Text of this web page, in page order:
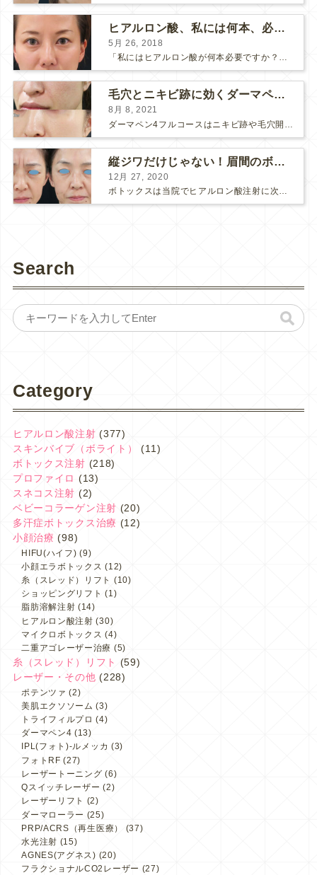
ヒアルロン酸、私には何本、必要ですか？
5月 26, 2018
「私にはヒアルロン酸が何本必要ですか？」 診察の時によく聞かれますが、なかなか難しい質問です。 どこまでこだわってキレイにしたいかによって 使うヒアルロン酸の量が変わるからです。 前回もご紹介させ...
毛穴とニキビ跡に効くダーマペン４フルコース
8月 8, 2021
ダーマペン4フルコースはニキビ跡や毛穴開きで悩まれている方に自信を持ってお勧めできる美肌治療です。 ↑ ダーマペン4フルコースを4回行いました。 ニキビ跡と毛穴開きが改善して肌のキメが整いまし...
縦ジワだけじゃない！眉間のボトックス注射
12月 27, 2020
ボトックスは当院でヒアルロン酸注射に次いで人気のある治療です。 私自身、美容治療が制限されていた妊娠・授乳中に一番やりたかったのはボトックスで、 「ボトックスが世の中から無くなったら困る！」と...
Search
Category
ヒアルロン酸注射 (377)
スキンバイブ（ボライト）
(11)
ボトックス注射 (218)
プロファイロ (13)
スネコス注射 (2)
ベビーコラーゲン注射 (20)
多汗症ボトックス治療 (12)
小顔治療 (98)
HIFU(ハイフ) (9)
小顔エラボトックス (12)
糸（スレッド）リフト (10)
ショッピングリフト (1)
脂肪溶解注射 (14)
ヒアルロン酸注射 (30)
マイクロボトックス (4)
二重アゴレーザー治療 (5)
糸（スレッド）リフト
(59)
レーザー・その他 (228)
ポテンツァ (2)
美肌エクソソーム (3)
トライフィルプロ (4)
ダーマペン4 (13)
IPL(フォト)-ルメッカ (3)
フォトRF (27)
レーザートーニング (6)
Qスイッチレーザー (2)
レーザーリフト (2)
ダーマローラー (25)
PRP/ACRS（再生医療）
(37)
水光注射 (15)
AGNES(アグネス) (20)
フラクショナルCO2レーザー (27)